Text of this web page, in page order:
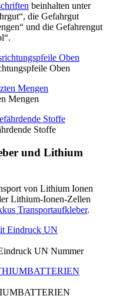
beinhalten unter
die Gefahrgut
und die Gefahrengut
Oben
Mengen
Stoffe
und Lithium
von Lithium Ionen
Lithium-Ionen-Zellen
Transportaufkleber.
UN Nummer